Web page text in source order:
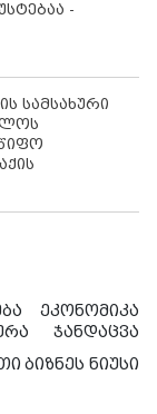
-
სამსახური
ეკონომიკა
ჯანდაცვა
ბიზნეს ნიუსი